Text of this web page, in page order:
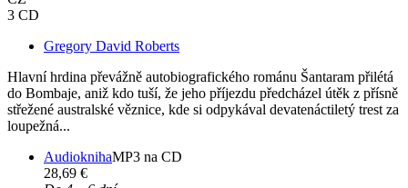
3 CD
Gregory David Roberts
Hlavní hrdina převážně autobiografického románu Šantaram přilétá
do Bombaje, aniž kdo tuší, že jeho příjezdu předcházel útěk z přísně
střežené australské věznice, kde si odpykával devatenáctiletý trest za
loupežná...
AudioknihaMP3 na CD
28,69 €